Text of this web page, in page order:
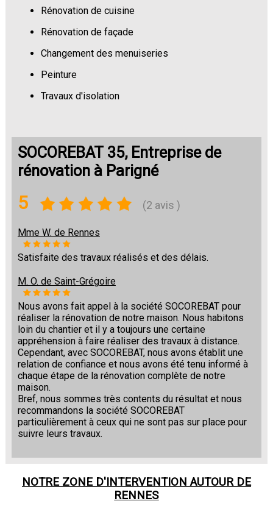
Rénovation de cuisine
Rénovation de façade
Changement des menuiseries
Peinture
Travaux d'isolation
SOCOREBAT 35, Entreprise de
rénovation à Parigné
5 (2 avis )
Mme W. de Rennes
Satisfaite des travaux réalisés et des délais.
M. O. de Saint-Grégoire
Nous avons fait appel à la société SOCOREBAT pour
réaliser la rénovation de notre maison. Nous habitons
loin du chantier et il y a toujours une certaine
appréhension à faire réaliser des travaux à distance.
Cependant, avec SOCOREBAT, nous avons établit une
relation de confiance et nous avons été tenu informé à
chaque étape de la rénovation complète de notre
maison.
Bref, nous sommes très contents du résultat et nous
recommandons la société SOCOREBAT
particulièrement à ceux qui ne sont pas sur place pour
suivre leurs travaux.
NOTRE ZONE D'INTERVENTION AUTOUR DE
RENNES